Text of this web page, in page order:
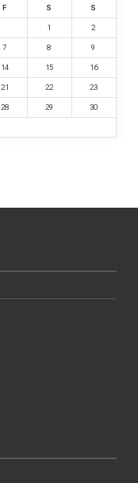
F S S
1 2
7 8 9
14 15 16
21 22 23
28 29 30